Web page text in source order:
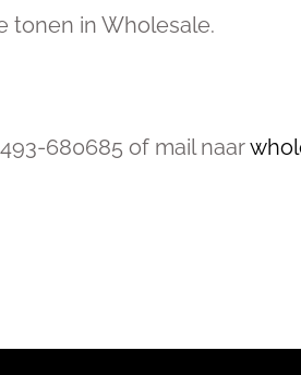
tonen in Wholesale.
680685 of mail naar